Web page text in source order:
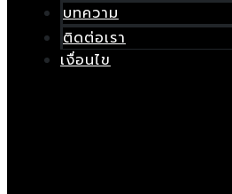
บทความ
ติดต่อเรา
เงื่อนไข